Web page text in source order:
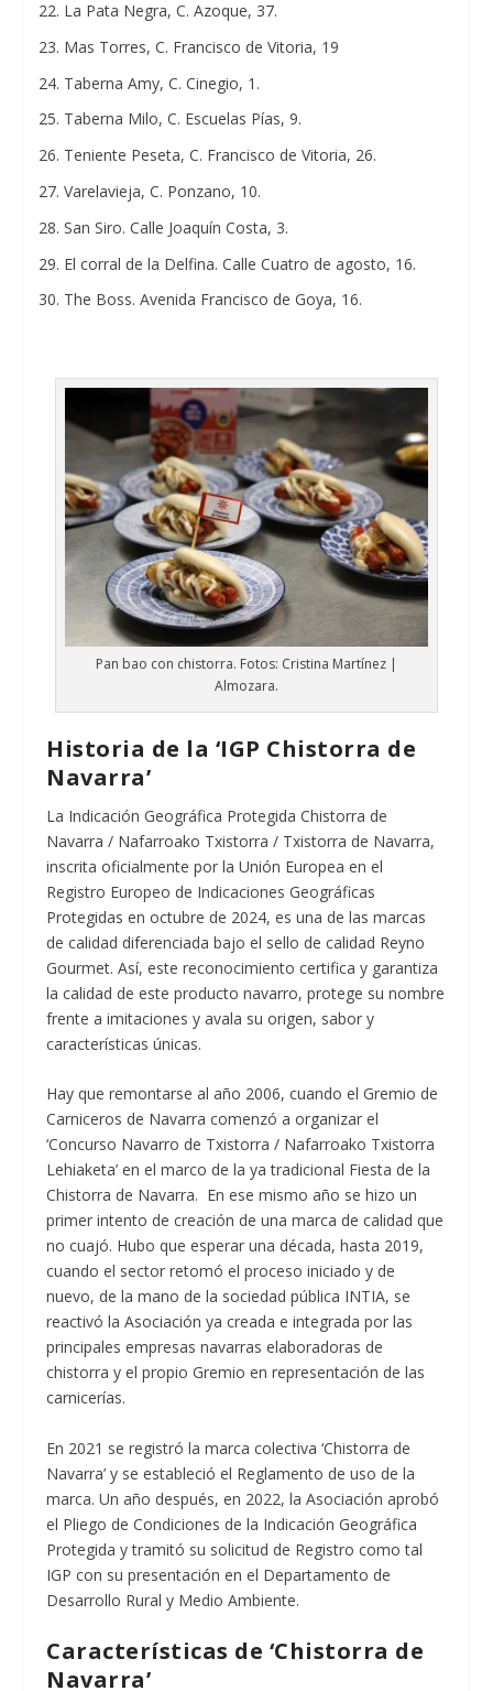
La Pata Negra, C. Azoque, 37.
Mas Torres, C. Francisco de Vitoria, 19
Taberna Amy, C. Cinegio, 1.
Taberna Milo, C. Escuelas Pías, 9.
Teniente Peseta, C. Francisco de Vitoria, 26.
Varelavieja, C. Ponzano, 10.
San Siro. Calle Joaquín Costa, 3.
El corral de la Delfina. Calle Cuatro de agosto, 16.
The Boss. Avenida Francisco de Goya, 16.
Pan bao con chistorra. Fotos: Cristina Martínez |
Almozara.
Historia de la ‘IGP Chistorra de
Navarra’
La Indicación Geográfica Protegida Chistorra de
Navarra / Nafarroako Txistorra / Txistorra de Navarra,
inscrita oficialmente por la Unión Europea en el
Registro Europeo de Indicaciones Geográficas
Protegidas en octubre de 2024, es una de las marcas
de calidad diferenciada bajo el sello de calidad Reyno
Gourmet. Así, este reconocimiento certifica y garantiza
la calidad de este producto navarro, protege su nombre
frente a imitaciones y avala su origen, sabor y
características únicas.
Hay que remontarse al año 2006, cuando el Gremio de
Carniceros de Navarra comenzó a organizar el
‘Concurso Navarro de Txistorra / Nafarroako Txistorra
Lehiaketa’ en el marco de la ya tradicional Fiesta de la
Chistorra de Navarra. En ese mismo año se hizo un
primer intento de creación de una marca de calidad que
no cuajó. Hubo que esperar una década, hasta 2019,
cuando el sector retomó el proceso iniciado y de
nuevo, de la mano de la sociedad pública INTIA, se
reactivó la Asociación ya creada e integrada por las
principales empresas navarras elaboradoras de
chistorra y el propio Gremio en representación de las
carnicerías.
En 2021 se registró la marca colectiva ‘Chistorra de
Navarra’ y se estableció el Reglamento de uso de la
marca. Un año después, en 2022, la Asociación aprobó
el Pliego de Condiciones de la Indicación Geográfica
Protegida y tramitó su solicitud de Registro como tal
IGP con su presentación en el Departamento de
Desarrollo Rural y Medio Ambiente.
Características de ‘Chistorra de
Navarra’